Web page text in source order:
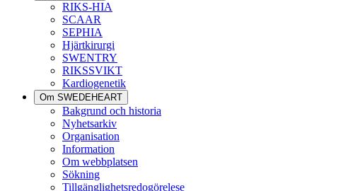
RIKS-HIA
SCAAR
SEPHIA
Hjärtkirurgi
SWENTRY
RIKSSVIKT
Kardiogenetik
Om SWEDEHEART
Bakgrund och historia
Nyhetsarkiv
Organisation
Information
Om webbplatsen
Sökning
Tillgänglighetsredogörelese